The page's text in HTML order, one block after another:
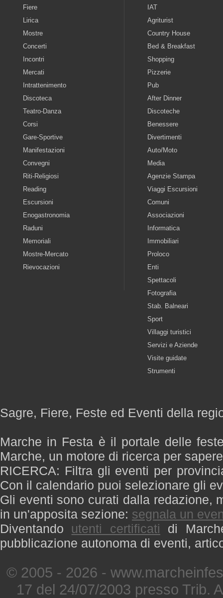
Fiere
Lirica
Mostre
Concerti
Incontri
Mercati
Intrattenimento
Discoteca
Teatro-Danza
Corsi
Gare-Sportive
Manifestazioni
Convegni
Riti-Religiosi
Reading
Escursioni
Enogastronomia
Raduni
Memoriali
Mostre-Mercato
Rievocazioni
IAT
Agriturist
Country House
Bed & Breakfast
Shopping
Pizzerie
Pub
After Dinner
Discoteche
Benessere
Divertimenti
Auto/Moto
Media
Agenzie Stampa
Viaggi Escursioni
Comuni
Associazioni
Informatica
Immobiliari
Proloco
Enti
Spettacoli
Fotografia
Stab. Balneari
Sport
Villaggi turistici
Servizi e Aziende
Visite guidate
Strumenti
Sagre, Fiere, Feste ed Eventi della
Marche in Festa è il portale delle
Marche, un motore di ricerca per
RICERCA: Filtra gli eventi per
Con il calendario puoi selezionare gli
Gli eventi sono curati dalla redazione,
in un'apposita sezione: segnala un
Diventando utenti certificati di
pubblicazione autonoma di eventi,
© 2005 - 2026 -
17 del 24/07/2003 presso Trib.